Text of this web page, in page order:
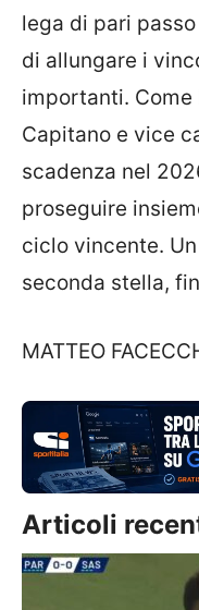
lega di pari
di allungare i
importanti. Come
Capitano e vice
scadenza nel
proseguire
ciclo vincente.
seconda stella,
MATTEO
Articoli